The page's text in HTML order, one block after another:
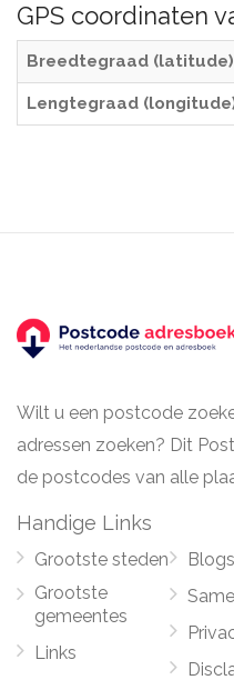
GPS coordinaten
Breedtegraad (latitude)
Lengtegraad
Wilt u een postcode
adressen zoeken? Dit
de postcodes van alle
Handige Links
Grootste steden
Grootste
gemeentes
Links
Blogs